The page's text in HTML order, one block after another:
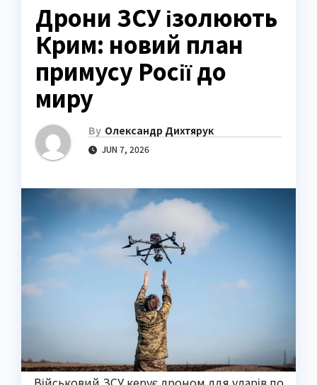
Дрони ЗСУ ізолюють
Крим: новий план
примусу Росії до
миру
By Олександр Дихтярук
JUN 7, 2026